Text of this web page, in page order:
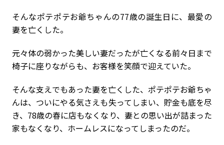
そんなポテポテお爺ちゃんの77歳の誕生日に、最愛の
妻を亡くした。
元々体の弱かった美しい妻だったが亡くなる前々日まで
椅子に座りながらも、お客様を笑顔で迎えていた。
そんな支えでもあった妻を亡くした、ポテポテお爺ちゃ
んは、ついにやる気さえも失ってしまい、貯金も底を尽
き、78歳の春に店もなくなり、妻との思い出が詰まった
家もなくなり、ホームレスになってしまったのだ。